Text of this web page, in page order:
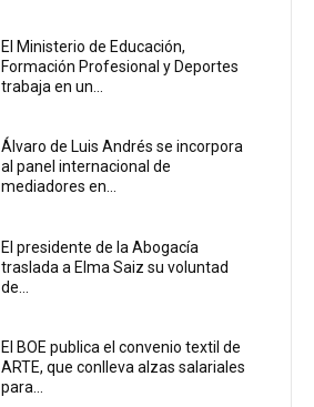
El Ministerio de Educación,
Formación Profesional y Deportes
trabaja en un...
Álvaro de Luis Andrés se incorpora
al panel internacional de
mediadores en...
El presidente de la Abogacía
traslada a Elma Saiz su voluntad
de...
El BOE publica el convenio textil de
ARTE, que conlleva alzas salariales
para...